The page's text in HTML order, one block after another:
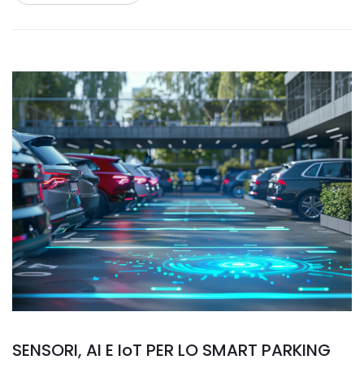
SENSORI, AI E IoT PER LO SMART PARKING